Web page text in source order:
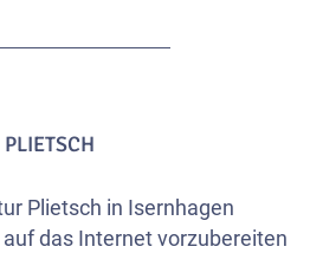
Plietsch in Isernhagen
das Internet vorzubereiten